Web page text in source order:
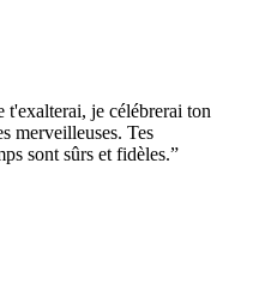
t'exalterai, je célébrerai ton
merveilleuses. Tes
sont sûrs et fidèles.”